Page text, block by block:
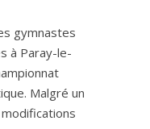
gymnastes
à Paray-le-
Malgré un